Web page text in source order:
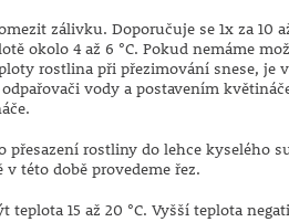
zálivku. Doporučuje se 1x za 10
okolo 4 až 6 °C. Pokud nemáme
rostlina při přezimování snese,
vody a postavením
přesazení rostliny do lehce
této době provedeme řez.
teplota 15 až 20 °C. Vyšší teplota